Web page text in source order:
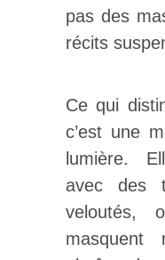
pas des
récits
Ce qui
c’est une
lumière.
avec des
veloutés,
masquent